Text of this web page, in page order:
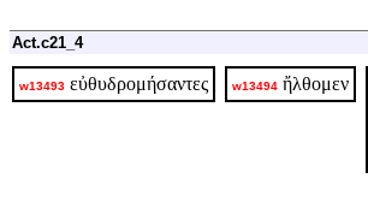
Act.c21_4
w13493 εὐθυδρομήσαντες w13494 ἤλθομεν